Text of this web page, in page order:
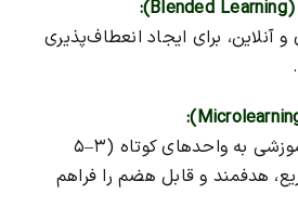
برای ایجاد انعطاف‌پذیری
بخش‌بندی محتوای آموزشی به واحدهای کوتاه (۳–۵
هدفمند و قابل هضم را فراهم